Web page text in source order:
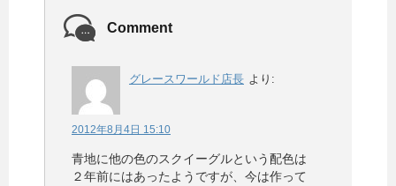
Comment
グレースワールド店長 より:
2012年8月4日 15:10
青地に他の色のスクイーグルという配色は
２年前にはあったようですが、今は作って